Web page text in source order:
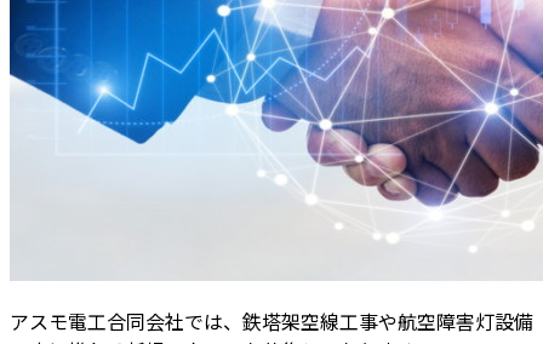
アスモ電工合同会社では、鉄塔架空線工事や航空障害灯設備